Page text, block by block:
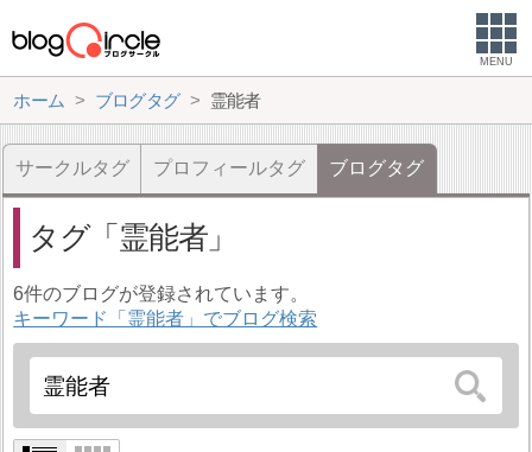
MENU
ホーム ブログタグ 霊能者
サークルタグ プロフィールタグ ブログタグ
タグ 霊能者
6件のブログが登録されています。
キーワード「霊能者」でブログ検索